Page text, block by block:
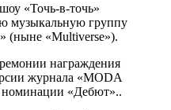
«Точь-в-точь»
музыкальную группу
(ныне «Multiverse»).
награждения
журнала «MODA
номинации «Дебют»..